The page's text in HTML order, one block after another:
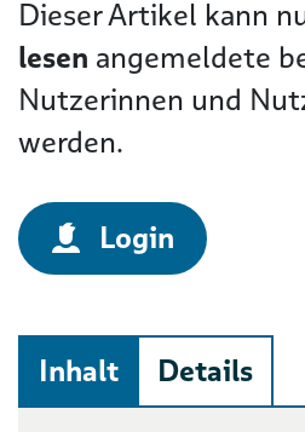
Dieser Artikel kann
lesen angemeldete
Nutzerinnen und
werden.
Login
Inhalt Details